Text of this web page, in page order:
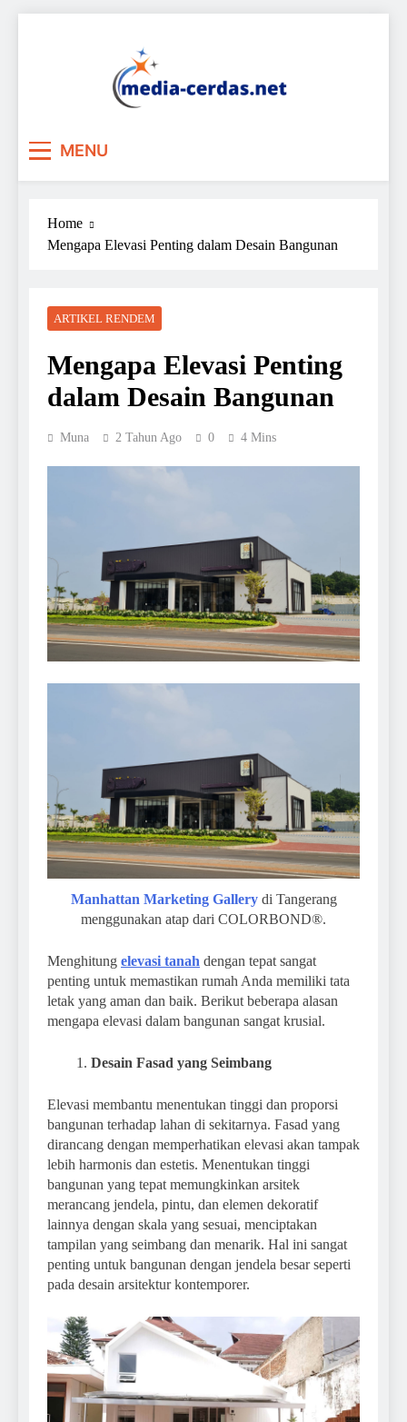
MENU
Home
Mengapa Elevasi Penting dalam Desain Bangunan
ARTIKEL RENDEM
Mengapa Elevasi Penting
dalam Desain Bangunan
Muna 2 Tahun Ago 0 4 Mins
Manhattan Marketing Gallerydi Tangerang
menggunakan atap dari COLORBOND®.
Menghitung elevasi tanah dengan tepat sangat
penting untuk memastikan rumah Anda memiliki tata
letak yang aman dan baik. Berikut beberapa alasan
mengapa elevasi dalam bangunan sangat krusial.
Desain Fasad yang Seimbang
Elevasi membantu menentukan tinggi dan proporsi
bangunan terhadap lahan di sekitarnya. Fasad yang
dirancang dengan memperhatikan elevasi akan tampak
lebih harmonis dan estetis. Menentukan tinggi
bangunan yang tepat memungkinkan arsitek
merancang jendela, pintu, dan elemen dekoratif
lainnya dengan skala yang sesuai, menciptakan
tampilan yang seimbang dan menarik. Hal ini sangat
penting untuk bangunan dengan jendela besar seperti
pada desain arsitektur kontemporer.